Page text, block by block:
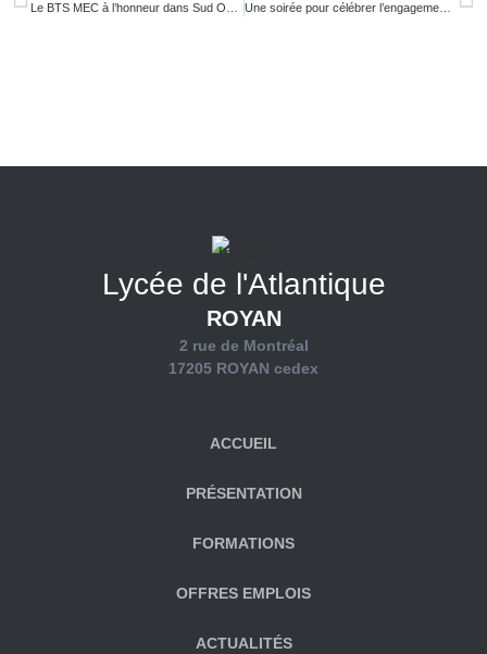
Une soirée pour célébrer l’engagement de nos partenaires
Lycée de l'Atlantique
ROYAN
2 rue de Montréal
17205 ROYAN cedex
ACCUEIL
PRÉSENTATION
FORMATIONS
OFFRES EMPLOIS
ACTUALITÉS